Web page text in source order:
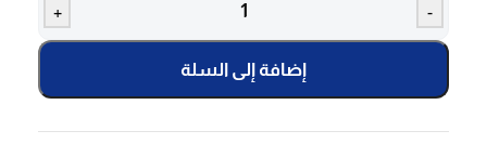
-
+
إضافة إلى السلة